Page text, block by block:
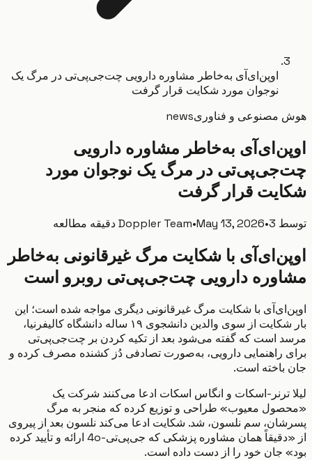
اوپن‌ای‌آی به‌خاطر مشاوره دارویی چت‌جی‌پی‌تی در مرگ یک
نوجوان مورد شکایت قرار گرفت
مصنوعی و فناوریnews
به‌خاطر مشاوره دارویی
در مرگ یک نوجوان مورد
قرار گرفت
Doppler Team• May 13, 2026•3 دقیقه مطالعه
با شکایت مرگ غیرقانونی به‌خاطر
دارویی چت‌جی‌پی‌تی روبرو است
با شکایت مرگ غیرقانونی دیگری مواجه شده است؛ این
بار شکایت از سوی والدین دانشجوی ۱۹ ساله دانشگاه کالیفرنیا،
است که گفته می‌شود بعد از تکیه کردن بر چت‌جی‌پی‌تی
راهنمایی دارویی، به‌صورت تصادفی دُز کشنده مصرف کرده و
است.
ترنر-اسکات و انگاس اسکات ادعا می‌کنند شرکت یک
معیوب» طراحی و توزیع کرده که منجر به مرگ
سم نلسون، شد. شکایت ادعا می‌کند نلسون بعد از پیروی
از «دقیقاً همان مشاوره پزشکی که جی‌پی‌تی-4o ارائه و تأیید کرده
جان خود را از دست داده است.